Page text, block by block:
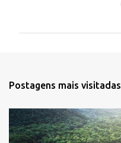
r
i
Postagens mais visitadas